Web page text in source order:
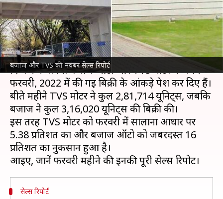
बजाज और TVS की नवंबर सेल्स रिपोर्ट
लेखन सोनाली सिंह Mar 02, 2022 02:30 pm
क्या है खबर?
दोपहिया वाहननिर्माता के तौर पर पहचानी जानी वाली
दिग्गज कंपनियां बजाज ऑटो और TVS मोटर ने अपने
फरवरी, 2022 में की गई बिक्री के आंकड़े पेश कर दिए हैं।
बीते महीने TVS मोटर ने कुल 2,81,714 यूनिट्स, जबकि
बजाज ने कुल 3,16,020 यूनिट्स की बिक्री की।
इस तरह TVS मोटर को फरवरी में सालाना आधार पर
5.38 प्रतिशत का और बजाज ऑटो को जबरदस्त 16
प्रतिशत का नुकसान हुआ है।
सेल्स रिपोर्ट